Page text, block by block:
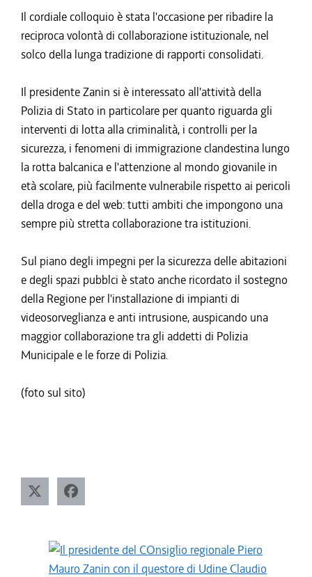
Il cordiale colloquio è stata l'occasione per ribadire la
reciproca volontà di collaborazione istituzionale, nel
solco della lunga tradizione di rapporti consolidati.
Il presidente Zanin si è interessato all'attività della
Polizia di Stato in particolare per quanto riguarda gli
interventi di lotta alla criminalità, i controlli per la
sicurezza, i fenomeni di immigrazione clandestina lungo
la rotta balcanica e l'attenzione al mondo giovanile in
età scolare, più facilmente vulnerabile rispetto ai pericoli
della droga e del web: tutti ambiti che impongono una
sempre più stretta collaborazione tra istituzioni.
Sul piano degli impegni per la sicurezza delle abitazioni
e degli spazi pubblci è stato anche ricordato il sostegno
della Regione per l'installazione di impianti di
videosorveglianza e anti intrusione, auspicando una
maggior collaborazione tra gli addetti di Polizia
Municipale e le forze di Polizia.
(foto sul sito)